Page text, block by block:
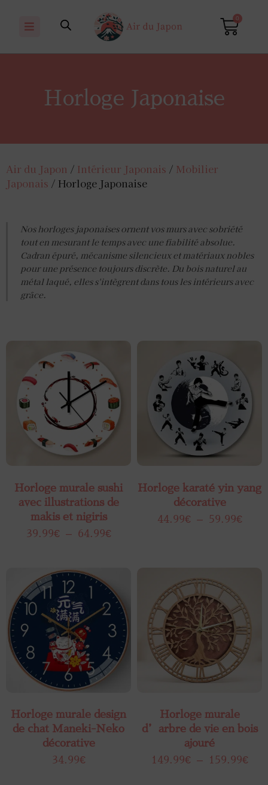
0
Horloge Japonaise
Air du Japon / Intérieur Japonais / Mobilier
Japonais / Horloge Japonaise
Nos horloges japonaises ornent vos murs avec sobriété
tout en mesurant le temps avec une fiabilité absolue.
Cadran épuré, mécanisme silencieux et matériaux nobles
pour une présence toujours discrète. Du bois naturel au
métal laqué, elles s'intègrent dans tous les intérieurs avec
grâce.
Horloge murale sushi
avec illustrations de
makis et nigiris
39.99€ – 64.99€
Horloge karaté yin yang
décorative
44.99€ – 59.99€
Horloge murale design
de chat Maneki-Neko
décorative
34.99€
Horloge murale
d’arbre de vie en bois
ajouré
149.99€ – 159.99€